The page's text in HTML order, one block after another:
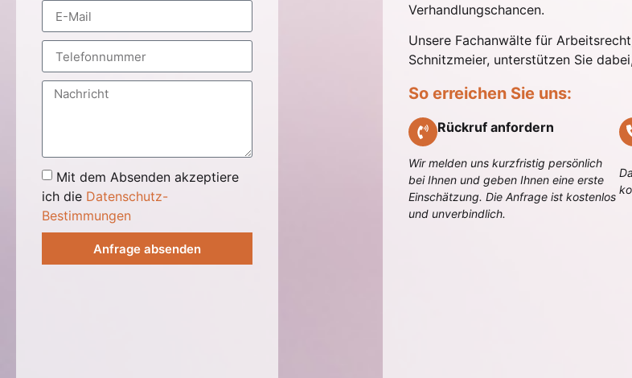
Mit dem Absenden akzeptiere
ich die Datenschutz-
Bestimmungen
Anfrage absenden
Verhandlungschancen.
Unsere Fachanwälte für
Schnitzmeier, unterstützen Sie
So erreichen Sie uns:
Rückruf anfordern
Wir melden uns kurzfristig persönlich
bei Ihnen und geben Ihnen eine erste
Einschätzung. Die Anfrage ist kostenlos
und unverbindlich.